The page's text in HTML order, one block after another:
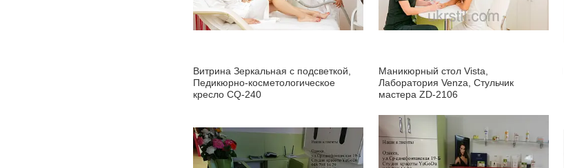
Витрина Зеркальная с подсветкой,
Педикюрно-косметологическое
кресло CQ-240
Маникюрный стол Vista,
Лаборатория Venza, Стульчик
мастера ZD-2106